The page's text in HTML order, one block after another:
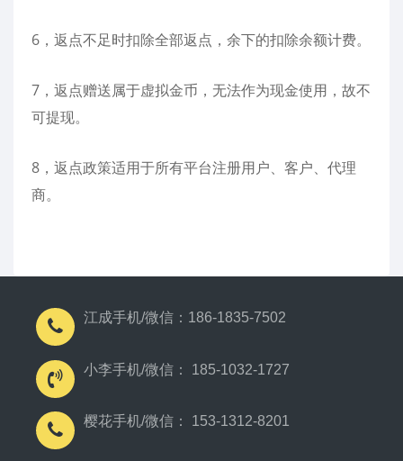
6，返点不足时扣除全部返点，余下的扣除余额计费。
7，返点赠送属于虚拟金币，无法作为现金使用，故不
可提现。
8，返点政策适用于所有平台注册用户、客户、代理
商。
江成手机/微信：186-1835-7502
小李手机/微信： 185-1032-1727
樱花手机/微信： 153-1312-8201